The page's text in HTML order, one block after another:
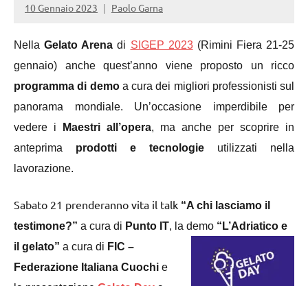
10 Gennaio 2023 Paolo Garna
NellaGelato Arena di SIGEP 2023(Rimini Fiera 21-25
gennaio) anche quest’anno viene proposto un ricco
programma di demoa cura dei migliori professionisti sul
panorama mondiale. Un’occasione imperdibile per
vedere i
Maestri all’opera, ma anche per scoprire in
anteprima prodotti e tecnologie utilizzati nella
lavorazione.
Sabato 21 prenderanno vita il talk “A chi lasciamo il
testimone?” a cura di Punto IT, la demo “L’Adriatico e
il gelato” a cura di FIC –
Federazione Italiana Cuochi e